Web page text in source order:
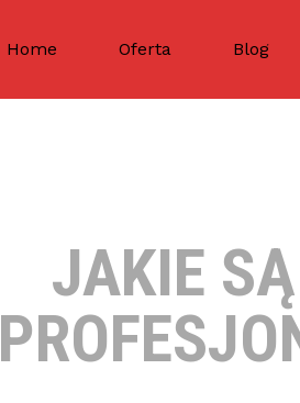
Home Oferta Blog
JAKIE